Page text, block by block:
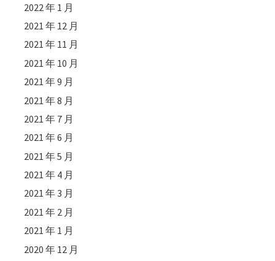
2022 年 1 月
2021 年 12 月
2021 年 11 月
2021 年 10 月
2021 年 9 月
2021 年 8 月
2021 年 7 月
2021 年 6 月
2021 年 5 月
2021 年 4 月
2021 年 3 月
2021 年 2 月
2021 年 1 月
2020 年 12 月